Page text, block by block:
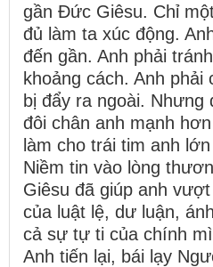
gần Đức Giêsu. Chỉ
đủ làm ta xúc động.
đến gần. Anh phải
khoảng cách. Anh phải
bị đẩy ra ngoài. Nhưng
đôi chân anh mạnh
làm cho trái tim anh
Niềm tin vào lòng
Giêsu đã giúp anh
của luật lệ, dư luận,
cả sự tự ti của chính
Anh tiến lại, bái lạy